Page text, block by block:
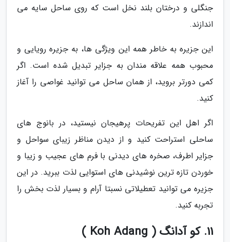
جنگلی و درختان بلند نخل است که روی ساحل سایه می
اندازند.
این جزیره به خاطر همه این ویژگی ها، به جزیره رویایی و
محبوب همه علاقه مندان به جزایر تبدیل شده است. اگر
کمی دورتر بروید، از همان ساحل می توانید غواصی را آغاز
کنید.
اگر اهل این تفریحات پرهیجان نیستید، در بانوج های
ساحلی استراحت کنید و از دیدن مناظر زیبای سواحل و
جزایر اطرف، صخره های دیدنی با فرم های عجیب و زیبا و
خوردن تازه ترین نوشیدنی های استوایی لذت ببرید. در این
جزیره می توانید تعطیلاتی نسبتا آرام و بسیار لذت بخش را
تجربه کنید.
11. کو آدانگ ( Koh Adang )